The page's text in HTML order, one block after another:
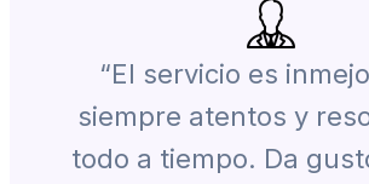
“El servicio es
siempre atentos y
todo a tiempo. Da